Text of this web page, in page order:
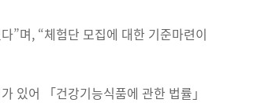
”며, “체험단 모집에 대한 기준마련이
있어 「건강기능식품에 관한 법률」